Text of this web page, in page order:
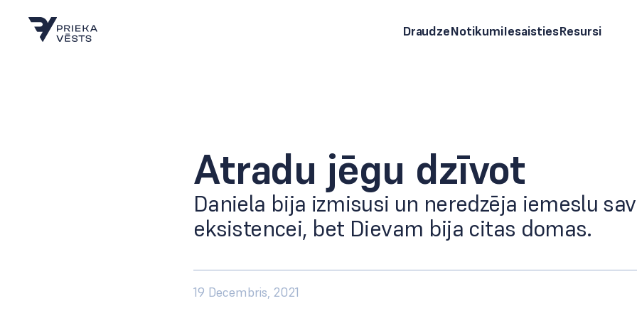
DraudzeNotikumiIesaistiesResursi
Atradu jēgu dzīvot
Daniela bija izmisusi un neredzēja iemeslu
eksistencei, bet Dievam bija citas domas.
19 Decembris, 2021